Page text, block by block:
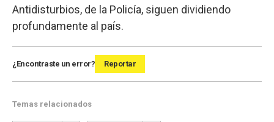
Antidisturbios, de la Policía, siguen dividiendo
profundamente al país.
¿Encontraste un error? Reportar
Temas relacionados